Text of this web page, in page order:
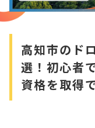
高知市のド
選！初心者
資格を取得